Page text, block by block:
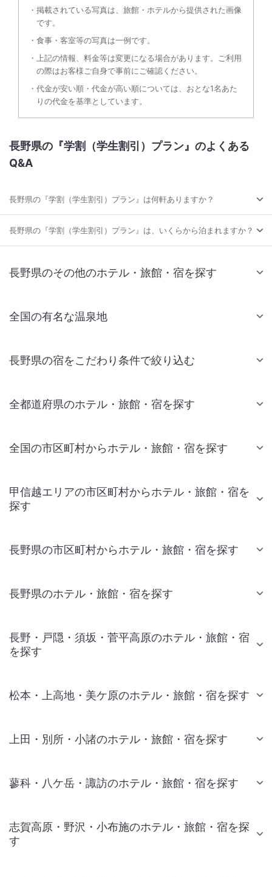
掲載されている写真は、旅館・ホテルから提供された画像
です。
食事・客室等の写真は一例です。
上記の情報、料金等は変更になる場合があります。ご利用
の際はお客様ご自身で事前にご確認ください。
代金が安い順・代金が高い順については、おとな1名あた
りの代金を基準としています。
長野県の『学割（学生割引）プラン』のよくある
Q&A
長野県の『学割（学生割引）プラン』は何軒ありますか？
長野県の『学割（学生割引）プラン』は、いくらから泊まれますか？
長野県のその他のホテル・旅館・宿を探す
全国の有名な温泉地
長野県の宿をこだわり条件で絞り込む
全都道府県のホテル・旅館・宿を探す
全国の市区町村からホテル・旅館・宿を探す
甲信越エリアの市区町村からホテル・旅館・宿を
探す
長野県の市区町村からホテル・旅館・宿を探す
長野県のホテル・旅館・宿を探す
長野・戸隠・須坂・菅平高原のホテル・旅館・宿
を探す
松本・上高地・美ケ原のホテル・旅館・宿を探す
上田・別所・小諸のホテル・旅館・宿を探す
蓼科・八ケ岳・諏訪のホテル・旅館・宿を探す
志賀高原・野沢・小布施のホテル・旅館・宿を探
す